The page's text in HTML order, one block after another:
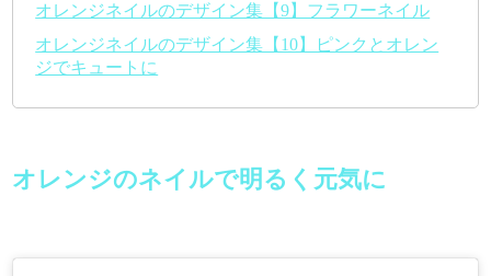
オレンジネイルのデザイン集【9】フラワーネイル
オレンジネイルのデザイン集【10】ピンクとオレン
ジでキュートに
オレンジのネイルで明るく元気に